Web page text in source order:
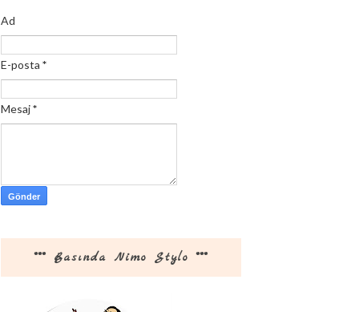
Ad
E-posta *
Mesaj*
*** Basında Nimo Stylo ***